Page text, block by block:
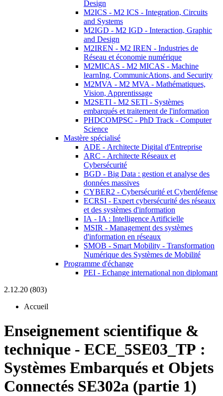
Design
M2ICS - M2 ICS - Integration, Circuits
and Systems
M2IGD - M2 IGD - Interaction, Graphic
and Design
M2IREN - M2 IREN - Industries de
Réseau et économie numérique
M2MICAS - M2 MICAS - Machine
learnIng, CommunicAtions, and Security
M2MVA - M2 MVA - Mathématiques,
Vision, Apprentissage
M2SETI - M2 SETI - Systèmes
embarqués et traitement de l'information
PHDCOMPSC - PhD Track - Computer
Science
Mastère spécialisé
ADE - Architecte Digital d'Entreprise
ARC - Architecte Réseaux et
Cybersécurité
BGD - Big Data : gestion et analyse des
données massives
CYBER2 - Cybersécurité et Cyberdéfense
ECRSI - Expert cybersécurité des réseaux
et des systèmes d'information
IA - IA : Intelligence Artificielle
MSIR - Management des systèmes
d'information en réseaux
SMOB - Smart Mobility - Transformation
Numérique des Systèmes de Mobilité
Programme d'échange
PEI - Echange international non diplomant
2.12.20 (803)
Accueil
Enseignement scientifique &
technique - ECE_5SE03_TP :
Systèmes Embarqués et Objets
Connectés SE302a (partie 1)